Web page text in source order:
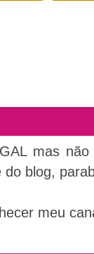
mas
do blog,
meu